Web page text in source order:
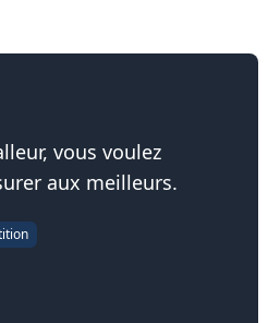
vous voulez
aux meilleurs.